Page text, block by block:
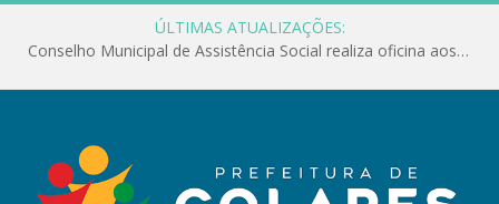
ÚLTIMAS ATUALIZAÇÕES:
Conselho Municipal de Assistência Social realiza oficina aos servidores